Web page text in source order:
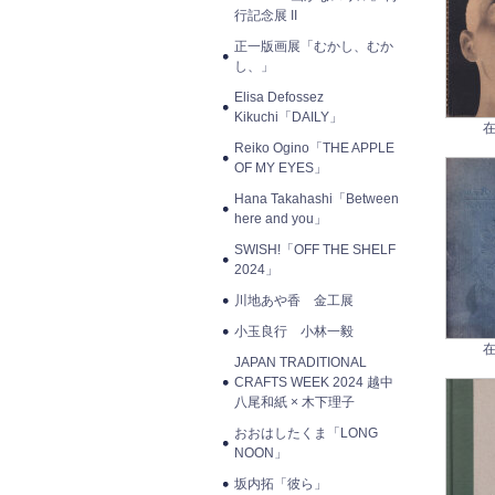
行記念展 II
正一版画展「むかし、むか
し、」
Elisa Defossez
Kikuchi「DAILY」
Reiko Ogino「THE APPLE
OF MY EYES」
Hana Takahashi「Between
here and you」
SWISH!「OFF THE SHELF
2024」
川地あや香 金工展
小玉良行 小林一毅
JAPAN TRADITIONAL
CRAFTS WEEK 2024 越中
八尾和紙 × 木下理子
おおはしたくま「LONG
NOON」
坂内拓「彼ら」